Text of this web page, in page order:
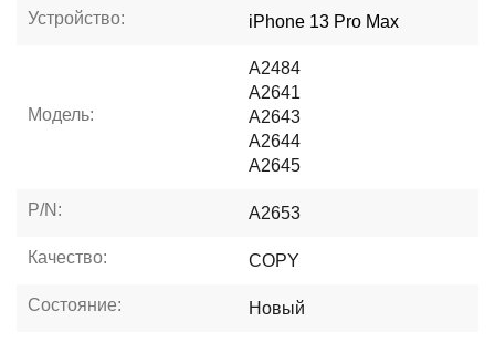
Устройство: iPhone 13 Pro Max
Модель:
A2484
A2641
A2643
A2644
A2645
P/N: A2653
Качество: COPY
Состояние: Новый